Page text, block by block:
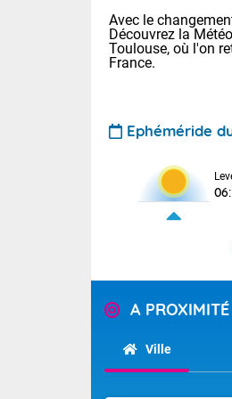
Avec le
Découvrez la
Toulouse, où l'on
France.
Ephéméride
A
Ville